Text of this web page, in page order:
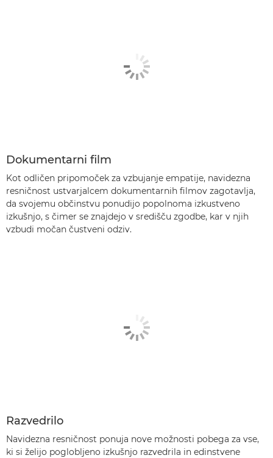
Dokumentarni film
Kot odličen pripomoček za vzbujanje empatije, navidezna
resničnost ustvarjalcem dokumentarnih filmov zagotavlja,
da svojemu občinstvu ponudijo popolnoma izkustveno
izkušnjo, s čimer se znajdejo v središču zgodbe, kar v njih
vzbudi močan čustveni odziv.
Razvedrilo
Navidezna resničnost ponuja nove možnosti pobega za vse,
ki si želijo poglobljeno izkušnjo razvedrila in edinstvene